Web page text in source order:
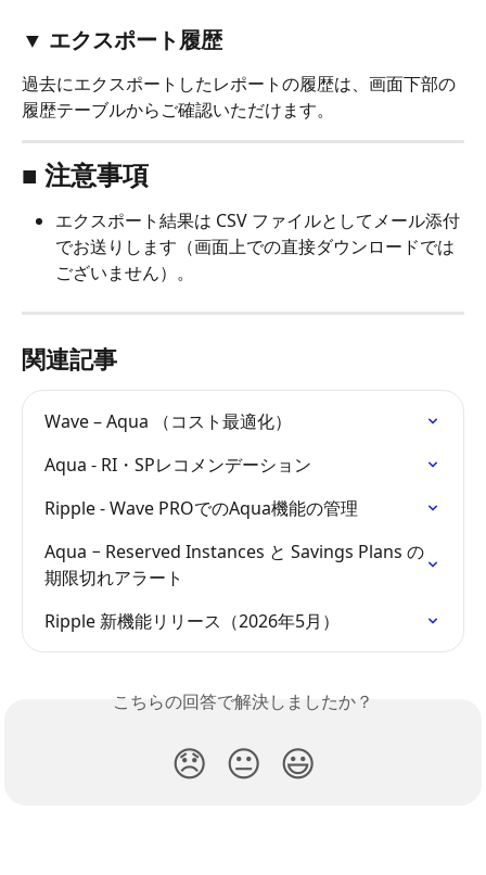
▼ エクスポート履歴
過去にエクスポートしたレポートの履歴は、画面下部の
履歴テーブルからご確認いただけます。
■ 注意事項
エクスポート結果は CSV ファイルとしてメール添付
でお送りします（画面上での直接ダウンロードでは
ございません）。
関連記事
Wave – Aqua （コスト最適化）
Aqua - RI・SPレコメンデーション
Ripple - Wave PROでのAqua機能の管理
Aqua − Reserved Instances と Savings Plans の
期限切れアラート
Ripple 新機能リリース（2026年5月）
こちらの回答で解決しましたか？
😞 😐 😃